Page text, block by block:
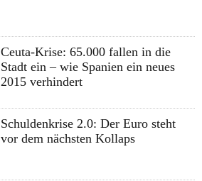
Ceuta-Krise: 65.000 fallen in die
Stadt ein – wie Spanien ein neues
2015 verhindert
Schuldenkrise 2.0: Der Euro steht
vor dem nächsten Kollaps